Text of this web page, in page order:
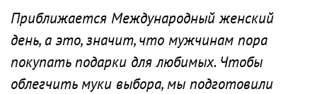
Приближается Международный женский
день, а это, значит, что мужчинам пора
покупать подарки для любимых. Чтобы
облегчить муки выбора, мы подготовили